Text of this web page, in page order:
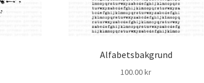
Alfabetsbakgrund
100.00kr